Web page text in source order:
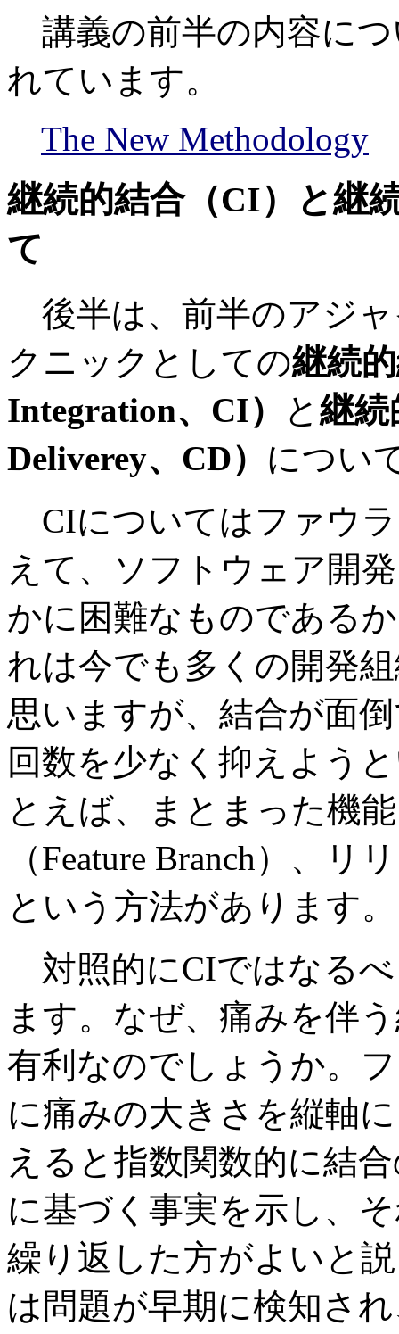
講義の前半の内容に
れています。
The New Methodology
継続的結合（CI）と継
て
後半は、前半のアジ
クニックとしての継続
Integration、CI）
と 継続
Deliverey、CD） につい
CIについてはファウ
えて、ソフトウェア開
かに困難なものである
れは今でも多くの開発
思いますが、結合が面
回数を少なく抑えよう
とえば、まとまった機
（Feature Branch）、
という方法があります。
対照的にCIではなる
ます。なぜ、痛みを伴
有利なのでしょうか。
に痛みの大きさを縦軸
えると指数関数的に結
に基づく事実を示し、
繰り返した方がよいと
は問題が早期に検知さ